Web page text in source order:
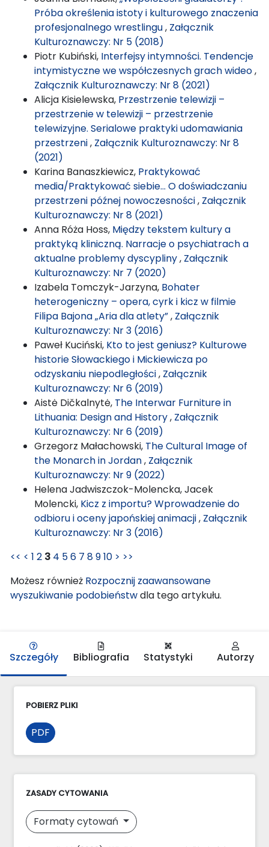
Próba określenia istoty i kulturowego znaczenia
profesjonalnego wrestlingu, Załącznik
Kulturoznawczy: Nr 5 (2018)
Piotr Kubiński, Interfejsy intymności. Tendencje
intymistyczne we współczesnych grach wideo,
Załącznik Kulturoznawczy: Nr 8 (2021)
Alicja Kisielewska, Przestrzenie telewizji –
przestrzenie w telewizji – przestrzenie
telewizyjne. Serialowe praktyki udomawiania
przestrzeni, Załącznik Kulturoznawczy: Nr 8
(2021)
Karina Banaszkiewicz, Praktykować
media/Praktykować siebie… O doświadczaniu
przestrzeni późnej nowoczesności, Załącznik
Kulturoznawczy: Nr 8 (2021)
Anna Róża Hoss, Między tekstem kultury a
praktyką kliniczną. Narracje o psychiatrach a
aktualne problemy dyscypliny, Załącznik
Kulturoznawczy: Nr 7 (2020)
Izabela Tomczyk-Jarzyna, Bohater
heterogeniczny – opera, cyrk i kicz w filmie
Filipa Bajona „Aria dla atlety”, Załącznik
Kulturoznawczy: Nr 3 (2016)
Paweł Kuciński, Kto to jest geniusz? Kulturowe
historie Słowackiego i Mickiewicza po
odzyskaniu niepodległości, Załącznik
Kulturoznawczy: Nr 6 (2019)
Aistė Dičkalnytė, The Interwar Furniture in
Lithuania: Design and History, Załącznik
Kulturoznawczy: Nr 6 (2019)
Grzegorz Małachowski, The Cultural Image of
the Monarch in Jordan, Załącznik
Kulturoznawczy: Nr 9 (2022)
Helena Jadwiszczok-Molencka, Jacek
Molencki, Kicz z importu? Wprowadzenie do
odbioru i oceny japońskiej animacji, Załącznik
Kulturoznawczy: Nr 3 (2016)
<< < 1 2 3 4 56 7 8910 > >>
Możesz również Rozpocznij zaawansowane
wyszukiwanie podobieństwdla tego artykułu.
Szczegóły Bibliografia Statystyki Autorzy
POBIERZ PLIKI
PDF
ZASADY CYTOWANIA
Formaty cytowań